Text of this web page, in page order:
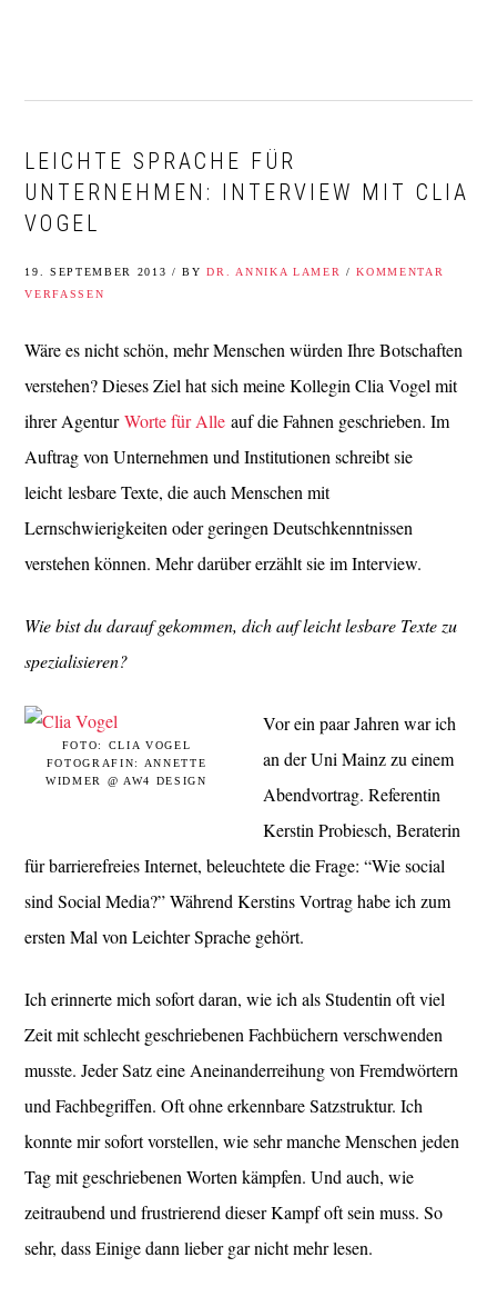
LEICHTE SPRACHE FÜR
UNTERNEHMEN: INTERVIEW MIT CLIA
VOGEL
19. SEPTEMBER 2013 / BYDR. ANNIKA LAMER / KOMMENTAR
VERFASSEN
Wäre es nicht schön, mehr Menschen würden Ihre Botschaften
verstehen? Dieses Ziel hat sich meine Kollegin Clia Vogel mit
ihrer AgenturWorte für Alle auf die Fahnen geschrieben. Im
Auftrag von Unternehmen und Institutionen schreibt sie
leicht lesbare Texte, die auch Menschen mit
Lernschwierigkeiten oder geringen Deutschkenntnissen
verstehen können. Mehr darüber erzählt sie im Interview.
Wie bist du darauf gekommen, dich auf leicht lesbare Texte zu
spezialisieren?
FOTO: CLIA VOGEL
FOTOGRAFIN: ANNETTE
WIDMER @ AW4 DESIGN
Vor ein paar Jahren war ich
an der Uni Mainz zu einem
Abendvortrag. Referentin
Kerstin Probiesch, Beraterin
für barrierefreies Internet, beleuchtete die Frage: “Wie social
sind Social Media?” Während Kerstins Vortrag habe ich zum
ersten Mal von Leichter Sprache gehört.
Ich erinnerte mich sofort daran, wie ich als Studentin oft viel
Zeit mit schlecht geschriebenen Fachbüchern verschwenden
musste. Jeder Satz eine Aneinanderreihung von Fremdwörtern
und Fachbegriffen. Oft ohne erkennbare Satzstruktur. Ich
konnte mir sofort vorstellen, wie sehr manche Menschen jeden
Tag mit geschriebenen Worten kämpfen. Und auch, wie
zeitraubend und frustrierend dieser Kampf oft sein muss. So
sehr, dass Einige dann lieber gar nicht mehr lesen.